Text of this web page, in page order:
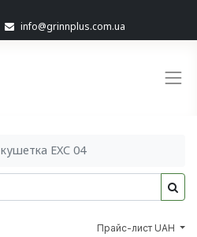
info@grinnplus.com.ua
EXC 04
Прайс-лист UAH